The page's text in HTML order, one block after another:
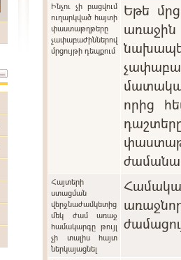
Ինչու չի բացվում
ուղարկված հայտի
փաստաթղթերը
չափաբաժիններով
մրցույթի դեպքում
Եթե
առաջին
որից
Հայտերի
ստացման
վերջնաժամկետից
մեկ ժամ առաջ
համակարգը թույլ
չի տալիս հայտ
ներկայացնել